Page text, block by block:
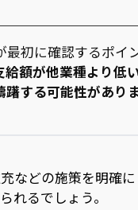
最初に確認するポイ
額が他業種より低
躇する可能性があり
などの施策を明確に
れるでしょう。